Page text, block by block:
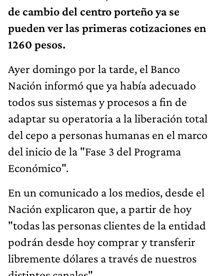
de cambio del centro porteño ya se
pueden ver las primeras cotizaciones en
1260 pesos.
Ayer domingo por la tarde, el Banco
Nación informó que ya había adecuado
todos sus sistemas y procesos a fin de
adaptar su operatoria a la liberación total
del cepo a personas humanas en el marco
del inicio de la "Fase 3 del Programa
Económico".
En un comunicado a los medios, desde el
Nación explicaron que, a partir de hoy
"todas las personas clientes de la entidad
podrán desde hoy comprar y transferir
libremente dólares a través de nuestros